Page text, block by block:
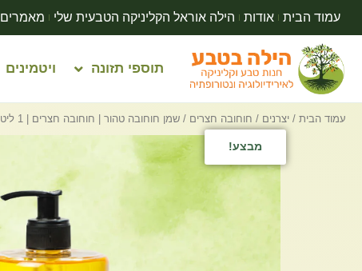
עמוד הבית אודות הילה אוראל הקליניקה הטבעית שלי מאמרים
תוספי תזונה ויטמינים
עמוד הבית / יצרנים / חוחובה חצרים / שמן חוחובה טהור | חוחובה חצרים | 1 ליטר
מבצע!